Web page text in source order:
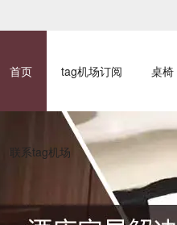
首页 tag机场订阅 桌椅
联系tag机场